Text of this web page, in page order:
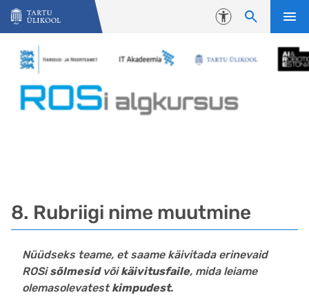
Liigu edasi põhisisu juurde
Juurdepääsetavus
8. Rubriigi nime muutmine
Nüüdseks teame, et saame käivitada erinevaid
ROSisõlmesidvõikäivitusfaile, mida leiame
olemasolevatestkimpudest.